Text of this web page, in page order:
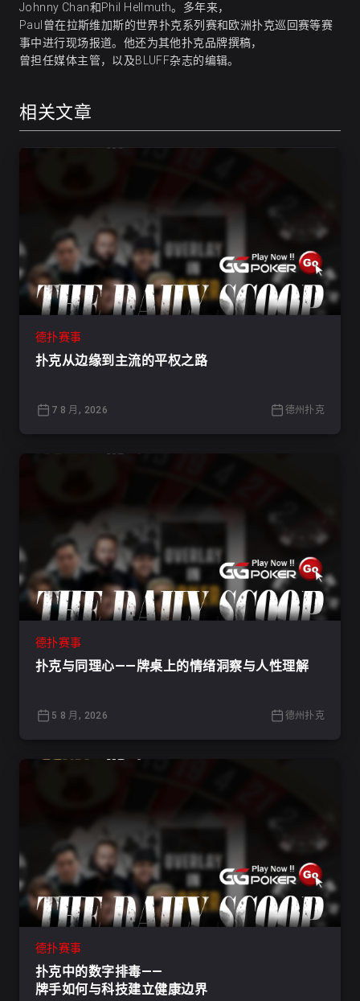
Johnny Chan和Phil Hellmuth。多年来，
Paul曾在拉斯维加斯的世界扑克系列赛和欧洲扑克巡回赛等赛
事中进行现场报道。他还为其他扑克品牌撰稿，
曾担任媒体主管，以及BLUFF杂志的编辑。
相关文章
德扑赛事
扑克从边缘到主流的平权之路
7 8 月, 2026 德州扑克
德扑赛事
扑克与同理心——牌桌上的情绪洞察与人性理解
5 8 月, 2026 德州扑克
德扑赛事
扑克中的数字排毒——
牌手如何与科技建立健康边界